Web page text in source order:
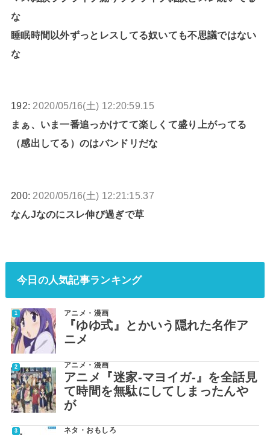
な
睡眠時間以外ずっとレスしてる奴いても不思議ではない
な
192: 2020/05/16(土) 12:20:59.15
まぁ、いま一番追っかけてて楽しくて盛り上がってる
（感出してる）のはバンドリだな
200: 2020/05/16(土) 12:21:15.37
なんJなのにスレ伸び過ぎで草
今日の人気記事ランキング
アニメ・漫画
『ゆゆ式』とかいう隠れた名作ア
ニメ
アニメ・漫画
アニメ『迷家-マヨイガ-』を全話見
て時間を無駄にしてしまったんや
が
ネタ・おもしろ